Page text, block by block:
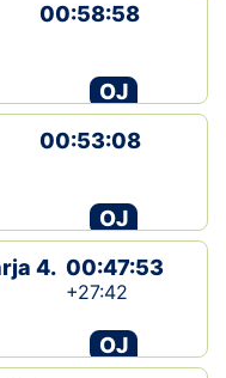
00:58:58
OJ
00:53:08
OJ
4. 00:47:53
+27:42
OJ